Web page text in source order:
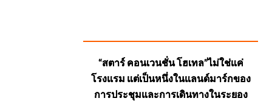
“สตาร์ คอนเวนชั่น โฮเทล”ไม่ใช่แค่
โรงแรม แต่เป็นหนึ่งในแลนด์มาร์กของ
การประชุมและการเดินทางในระยอง